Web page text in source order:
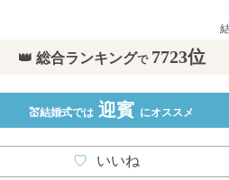
👑 総合ランキングで 7723位
💒結婚式では 迎賓 にオススメ
♡ いいね